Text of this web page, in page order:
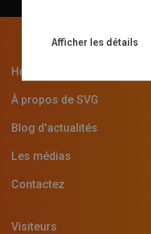
Home
À propos de SVG
Blog d'actualités
Les médias
Contactez
Visiteurs
Afficher les détails